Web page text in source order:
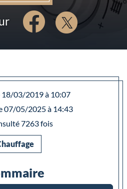
18/03/2019 à 10:07
07/05/2025 à 14:43
7263 fois